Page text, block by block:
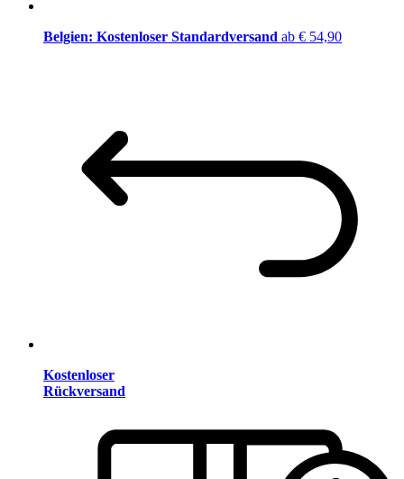
Belgien: Kostenloser Standardversand ab € 54,90
Kostenloser
Rückversand